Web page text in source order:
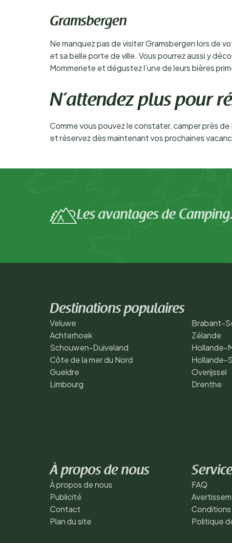
Gramsbergen
Ne manquez pas de visiter Gramsbergen lors de
et sa belle porte de ville. Vous pourrez aussi y
Mommeriete et dégustez l’une de leurs bières
N’attendez plus pour
Comme vous pouvez le constater, camper près
et réservez dès maintenant vos prochaines
Les avantages de
Destinations populaires
Veluwe
Achterhoek
Schouwen-Duiveland
Côte de la mer du Nord
Gueldre
Limbourg
Brabant-
Zélande
Hollande-
Hollande-
Overijssel
Drenthe
À propos de nous
À propos de nous
Publicité
Contact
Plan du site
FAQ
Politique